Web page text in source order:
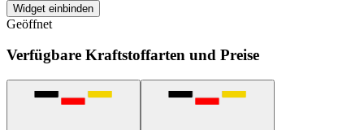
Widget einbinden
Geöffnet
Verfügbare Kraftstoffarten und Preise